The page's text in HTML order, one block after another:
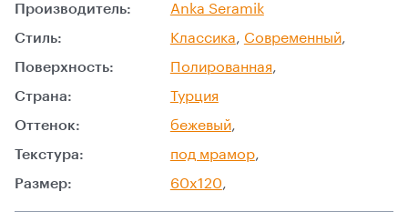
Производитель:
Anka Seramik
Стиль:
Классика, Современный,
Поверхность:
Полированная,
Страна:
Турция
Оттенок:
бежевый,
Текстура:
под мрамор,
Размер:
60x120,